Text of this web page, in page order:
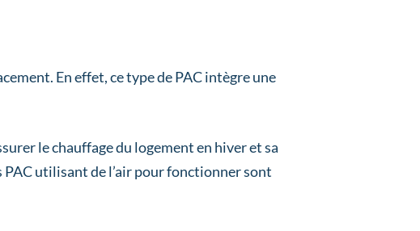
En effet, ce type de PAC intègre une
le chauffage du logement en hiver et sa
PAC utilisant de l’air pour fonctionner sont